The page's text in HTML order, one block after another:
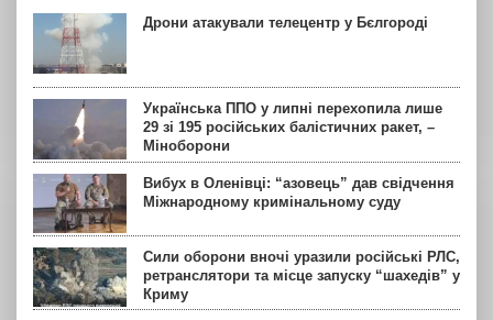
Дрони атакували телецентр у Бєлгороді
Українська ППО у липні перехопила лише
29 зі 195 російських балістичних ракет, –
Міноборони
Вибух в Оленівці: “азовець” дав свідчення
Міжнародному кримінальному суду
Сили оборони вночі уразили російські РЛС,
ретранслятори та місце запуску “шахедів” у
Криму